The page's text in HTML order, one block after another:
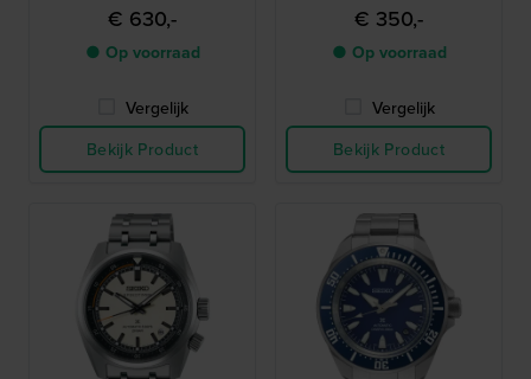
horloge met open hart en
24-uurs wijzerplaat
€ 630,-
● Op voorraad
Vergelijk
Bekijk Product
duikerstijl horloge
€ 350,-
● Op voorraad
Vergelijk
Bekijk Product